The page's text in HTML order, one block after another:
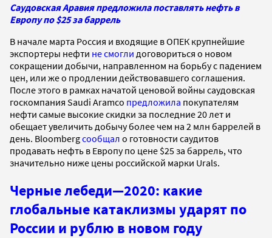
Саудовская Аравия предложила поставлять нефть в
Европу по $25 за баррель
В начале марта Россия и входящие в ОПЕК крупнейшие
экспортеры нефти не смогли договориться о новом
сокращении добычи, направленном на борьбу с падением
цен, или же о продлении действовавшего соглашения.
После этого в рамках начатой ценовой войны саудовская
госкомпания Saudi Aramco предложила покупателям
нефти самые высокие скидки за последние 20 лет и
обещает увеличить добычу более чем на 2 млн баррелей в
день. Bloombergсообщал о готовности саудитов
продавать нефть в Европу по цене $25 за баррель, что
значительно ниже цены российской марки Urals.
Черные лебеди—2020: какие
глобальные катаклизмы ударят по
России и рублю в новом году